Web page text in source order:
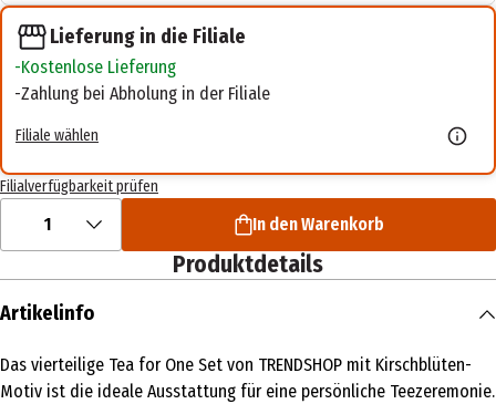
Lieferung in die Filiale
Kostenlose Lieferung
Zahlung bei Abholung in der Filiale
Filiale wählen
Filialverfügbarkeit prüfen
1 In den Warenkorb
Produktdetails
Artikelinfo
Das vierteilige Tea for One Set von TRENDSHOP mit Kirschblüten-
Motiv ist die ideale Ausstattung für eine persönliche Teezeremonie.